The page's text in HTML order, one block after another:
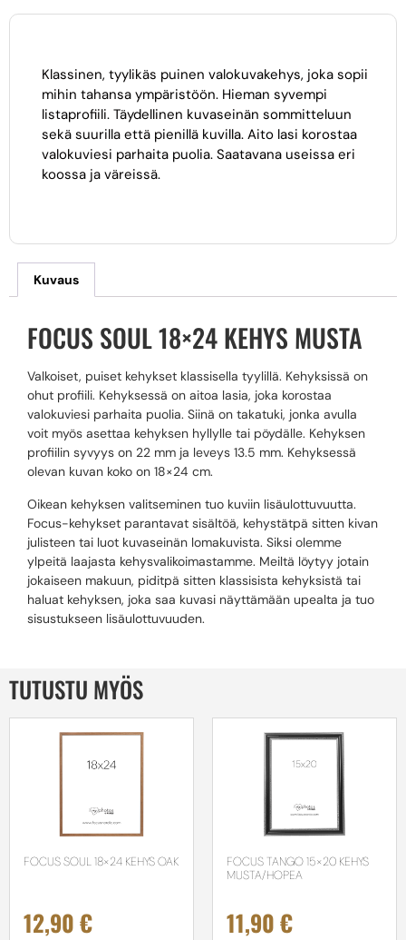
Klassinen, tyylikäs puinen valokuvakehys, joka sopii
mihin tahansa ympäristöön. Hieman syvempi
listaprofiili. Täydellinen kuvaseinän sommitteluun
sekä suurilla että pienillä kuvilla. Aito lasi korostaa
valokuviesi parhaita puolia. Saatavana useissa eri
koossa ja väreissä.
Kuvaus
FOCUS SOUL 18×24 KEHYS MUSTA
Valkoiset, puiset kehykset klassisella tyylillä. Kehyksissä on
ohut profiili. Kehyksessä on aitoa lasia, joka korostaa
valokuviesi parhaita puolia. Siinä on takatuki, jonka avulla
voit myös asettaa kehyksen hyllylle tai pöydälle. Kehyksen
profiilin syvyys on 22 mm ja leveys 13.5 mm. Kehyksessä
olevan kuvan koko on 18×24 cm.
Oikean kehyksen valitseminen tuo kuviin lisäulottuvuutta.
Focus-kehykset parantavat sisältöä, kehystätpä sitten kivan
julisteen tai luot kuvaseinän lomakuvista. Siksi olemme
ylpeitä laajasta kehysvalikoimastamme. Meiltä löytyy jotain
jokaiseen makuun, piditpä sitten klassisista kehyksistä tai
haluat kehyksen, joka saa kuvasi näyttämään upealta ja tuo
sisustukseen lisäulottuvuuden.
TUTUSTU MYÖS
FOCUS SOUL 18×24 KEHYS OAK
12,90€
FOCUS TANGO 15×20 KEHYS
MUSTA/HOPEA
11,90€